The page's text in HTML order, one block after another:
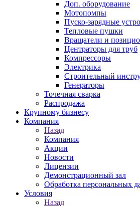
Доп. оборудование
Мотопомпы
Пуско-зарядные
Тепловые пушки
Вращатели и
Центраторы для труб
Компрессоры
Электрика
Строительный
Генераторы
Точечная сварка
Распродажа
Крупному бизнесу
Компания
Назад
Компания
Акции
Новости
Лицензии
Демонстрационный зал
Обработка персональных
Условия
Назад